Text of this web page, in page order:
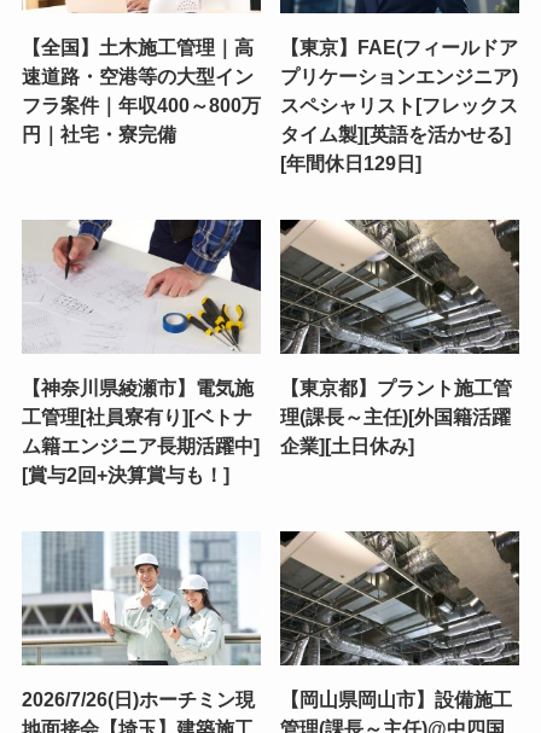
【全国】土木施工管理｜高
速道路・空港等の大型イン
フラ案件｜年収400～800万
円｜社宅・寮完備
【東京】FAE(フィールドア
プリケーションエンジニア)
スペシャリスト[フレックス
タイム製][英語を活かせる]
[年間休日129日]
【神奈川県綾瀬市】電気施
工管理[社員寮有り][ベトナ
ム籍エンジニア長期活躍中]
[賞与2回+決算賞与も！]
【東京都】プラント施工管
理(課長～主任)[外国籍活躍
企業][土日休み]
2026/7/26(日)ホーチミン現
【岡山県岡山市】設備施工